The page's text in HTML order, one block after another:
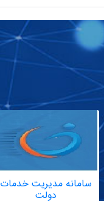
سامانه مدیریت خدمات
دولت